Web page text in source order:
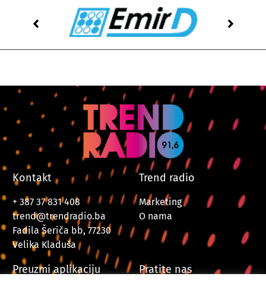
Kontakt
+ 387 37 831 408
trend@trendradio.ba
Fadila Šeriča bb, 77230
Velika Kladuša
Trend radio
Marketing
O nama
Preuzmi aplikaciju Pratite nas